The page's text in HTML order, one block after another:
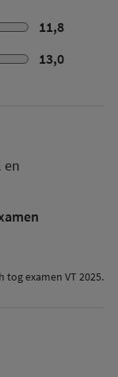
11,8
13,0
en
tog examen VT 2025.